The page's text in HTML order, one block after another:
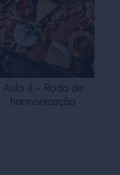
Aula 4 - Roda de
harmonização